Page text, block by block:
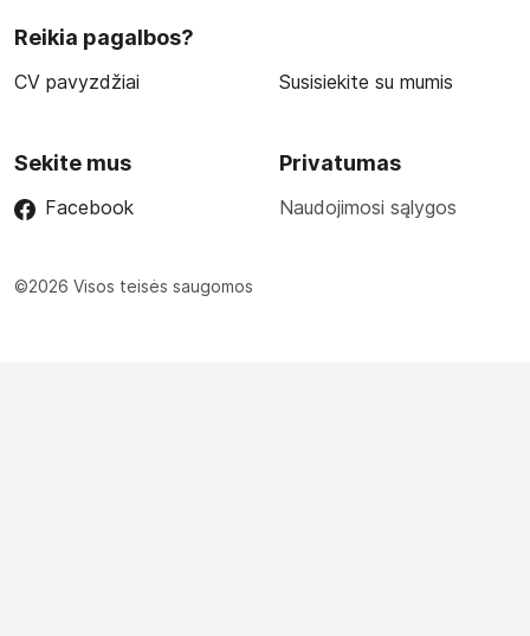
Reikia pagalbos?
CV pavyzdžiai Susisiekite su mumis
Sekite mus
Facebook
Privatumas
Naudojimosi sąlygos
©2026 Visos teisės saugomos